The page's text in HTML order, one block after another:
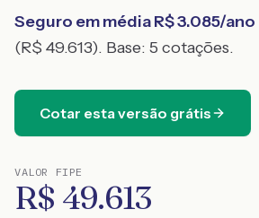
Seguro em média R$3.085/ano
(R$ 49.613). Base: 5 cotações.
Cotar esta versão grátis
VALOR FIPE
R$ 49.613